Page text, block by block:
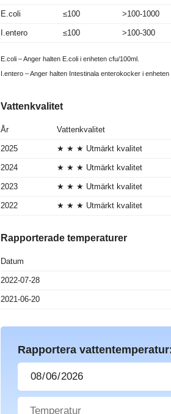
E.coli ≤100 >100-1000
I.entero ≤100 >100-300
E.coli – Anger halten E.coli i enheten cfu/100ml.
I.entero – Anger halten Intestinala enterokocker i enheten
Vattenkvalitet
År Vattenkvalitet
2025 ★ ★ ★ Utmärkt kvalitet
2024 ★ ★ ★ Utmärkt kvalitet
2023 ★ ★ ★ Utmärkt kvalitet
2022 ★ ★ ★ Utmärkt kvalitet
Rapporterade temperaturer
Datum
2022-07-28
2021-06-20
Rapportera